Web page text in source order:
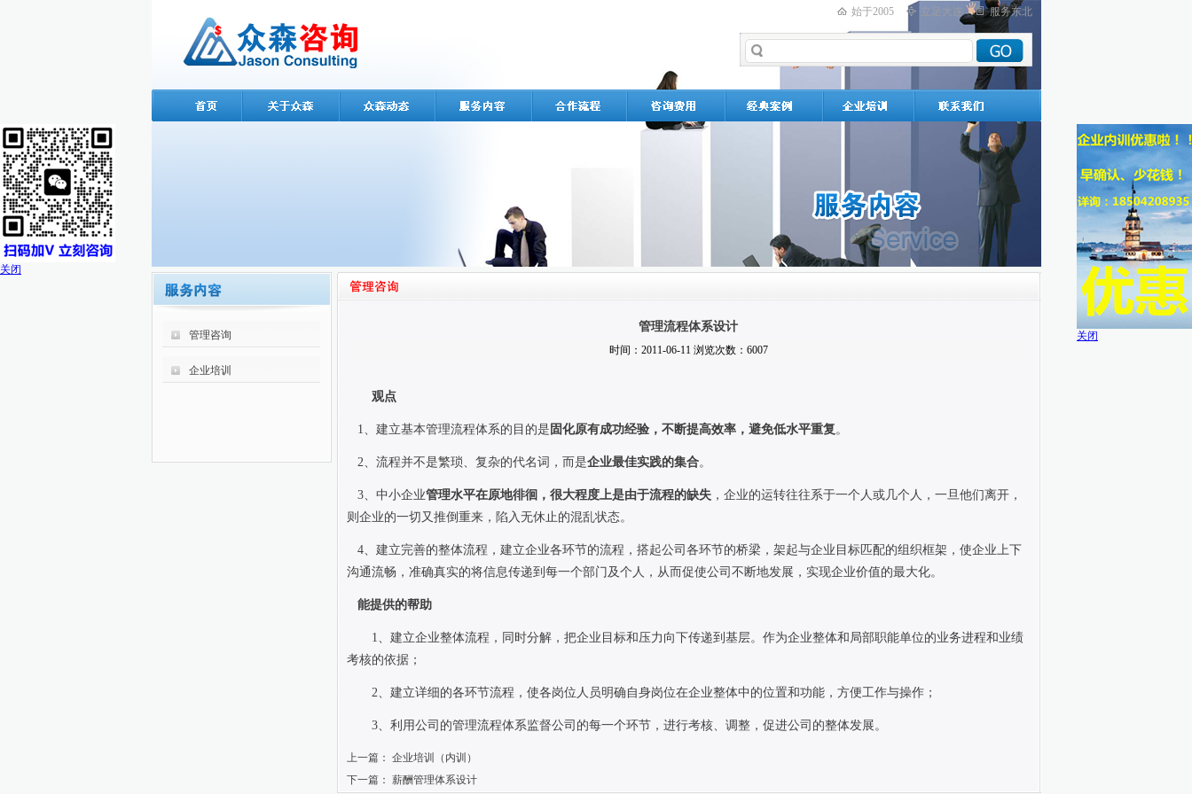
始于2005 立足大连 服务东北
管理咨询
企业培训
管理流程体系设计
时间：2011-06-11 浏览次数：6007
观点
1 、建立基本管理流程体系的目的是固化原有成功经验，不断提高效率，避免低水平重复。
2 、流程并不是繁琐、复杂的代名词，而是企业最佳实践的集合。
3 、中小企业管理水平在原地徘徊，很大程度上是由于流程的缺失 ，企业的运转往往系于一个人或几个人，一旦他们离开，
则企业的一切又推倒重来，陷入无休止的混乱状态。
4 、建立完善的整体流程，建立企业各环节的流程，搭起公司各环节的桥梁，架起与企业目标匹配的组织框架，使企业上下
沟通流畅，准确真实的将信息传递到每一个部门及个人，从而促使公司不断地发展，实现企业价值的最大化。
能提供的帮助
1
、建立企业整体流程，同时分解，把企业目标和压力向下传递到基层。作为企业整体和局部职能单位的业务进程和业绩
考核的依据；
2 、建立详细的各环节流程，使各岗位人员明确自身岗位在企业整体中的位置和功能，方便工作与操作；
3 、利用公司的管理流程体系监督公司的每一个环节，进行考核、调整，促进公司的整体发展。
上一篇： 企业培训（内训）
下一篇： 薪酬管理体系设计
关闭
关闭